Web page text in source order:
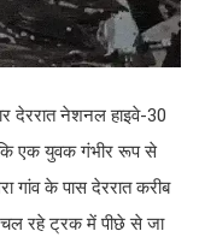
देररात नेशनल हाइवे-30
एक युवक गंभीर रूप से
गांव के पास देररात करीब
रहे ट्रक में पीछे से जा